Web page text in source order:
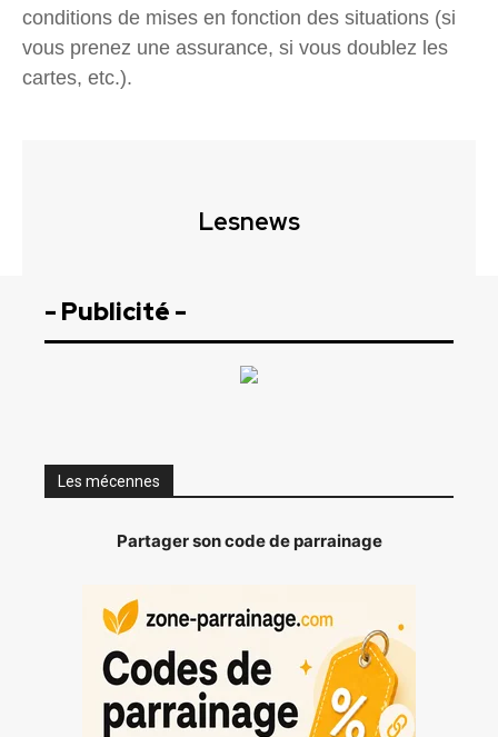
conditions de mises en fonction des situations (si
vous prenez une assurance, si vous doublez les
cartes, etc.).
Lesnews
- Publicité -
Les mécennes
Partager son code de parrainage